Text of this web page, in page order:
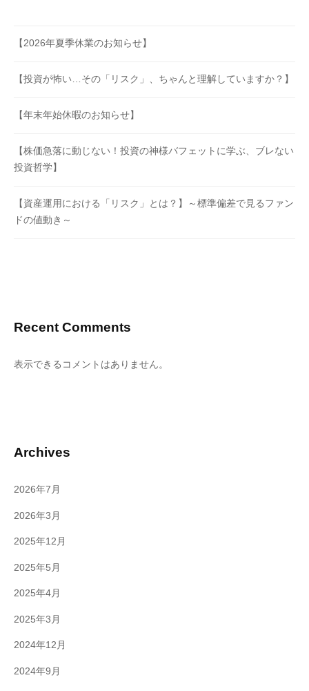
【2026年夏季休業のお知らせ】
【投資が怖い…その「リスク」、ちゃんと理解していますか？】
【年末年始休暇のお知らせ】
【株価急落に動じない！投資の神様バフェットに学ぶ、ブレない
投資哲学】
【資産運用における「リスク」とは？】～標準偏差で見るファン
ドの値動き～
Recent Comments
表示できるコメントはありません。
Archives
2026年7月
2026年3月
2025年12月
2025年5月
2025年4月
2025年3月
2024年12月
2024年9月